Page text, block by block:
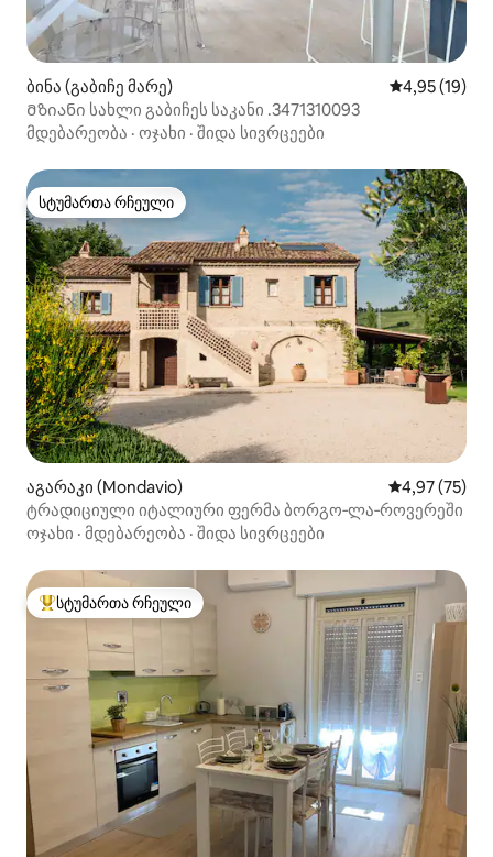
ბინა (გაბიჩე მარე) საშუალო
4,95 (19)
Მზიანი სახლი გაბიჩეს საკანი .3471310093
მდებარეობა · ოჯახი · შიდა სივრცეები
სტუმართა რჩეული
სტუმართა რჩეული
აგარაკი (Mondavio) საშუალო
4,97 (75)
ტრადიციული იტალიური ფერმა ბორგო‑ლა‑როვერეში
ოჯახი · მდებარეობა · შიდა სივრცეები
სტუმართა რჩეული მოწინავე ვარიანტი
სტუმართა რჩეული